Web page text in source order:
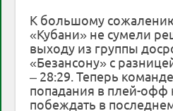
К большому
«Кубани» не сумели
выходу из группы
«Безансону» с
– 28:29. Теперь
попадания в плей-офф
побеждать в